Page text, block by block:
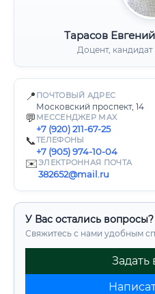
Тарасов
Доцент, кандидат
📍 ПОЧТОВЫЙ АДРЕС
Московский проспект, 14
💬 МЕССЕНДЖЕР MAX
+7 (920) 211-67-25
📞ТЕЛЕФОНЫ
+7 (905) 974-10-04
✉️ЭЛЕКТРОННАЯ ПОЧТА
382652@mail.ru
У Вас остались вопросы?
Свяжитесь с нами удобным
Задать